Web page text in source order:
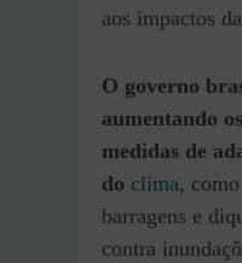
aos impactos
O governo
aumentando
medidas de
do clima,
barragens e
contra